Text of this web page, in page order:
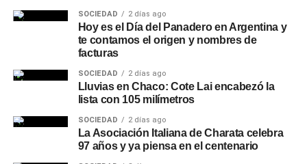
SOCIEDAD 2 días ago
Hoy es el Día del Panadero en Argentina y
te contamos el origen y nombres de
facturas
SOCIEDAD 2 días ago
Lluvias en Chaco: Cote Lai encabezó la
lista con 105 milímetros
SOCIEDAD 2 días ago
La Asociación Italiana de Charata celebra
97 años y ya piensa en el centenario